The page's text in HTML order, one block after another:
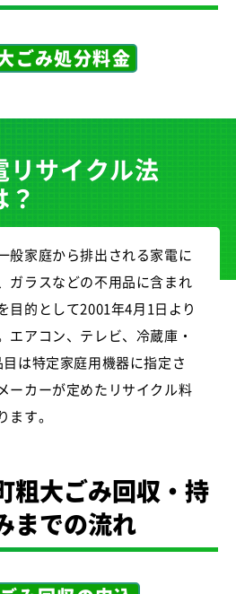
ごみ処分料金
リサイクル法
？
般家庭から排出される家電に
ガラスなどの不用品に含まれ
目的として2001年4月1日より
エアコン、テレビ、冷蔵庫・
は特定家庭用機器に指定さ
ーカーが定めたリサイクル料
す。
粗大ごみ回収・持
までの流れ